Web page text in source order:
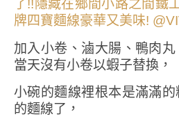
加入小卷、滷大腸、鴨肉
當天沒有小卷以蝦子替換，
小碗的麵線裡根本是滿滿
的麵線了，